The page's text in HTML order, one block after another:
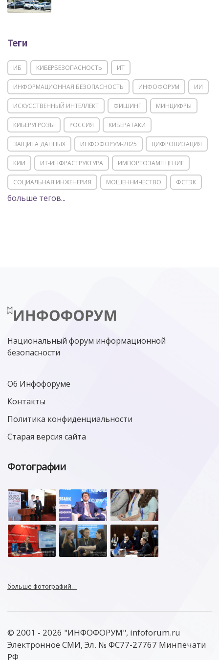
Теги
ИБ КИБЕРБЕЗОПАСНОСТЬ ИТ
ИНФОРМАЦИОННАЯ БЕЗОПАСНОСТЬ ИНФОФОРУМ ИИ
ИСКУССТВЕННЫЙ ИНТЕЛЛЕКТ ФИШИНГ МИНЦИФРЫ
КИБЕРУГРОЗЫ РОССИЯ КИБЕРАТАКИ
ЗАЩИТА ДАННЫХ ИНФОФОРУМ-2025 ЦИФРОВИЗАЦИЯ
КИИ ИТ-ИНФРАСТРУКТУРА ИМПОРТОЗАМЕЩЕНИЕ
СОЦИАЛЬНАЯ ИНЖЕНЕРИЯ МОШЕННИЧЕСТВО ФСТЭК
POSITIVE TECHNOLOGIES
МИНЦИФРЫ РОССИИ NGFW
больше тегов...
Национальный форум информационной
безопасности
Об Инфофоруме
Контакты
Политика конфиденциальности
Старая версия сайта
Фотографии
больше фотографий…
© 2001 - 2026 "ИНФОФОРУМ", infoforum.ru
Электронное СМИ, Эл. № ФС77-27767 Минпечати
РФ